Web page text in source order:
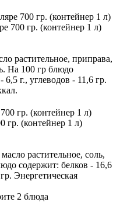
700 гр. (контейнер 1 л)
растительное, приправа,
На 100 гр блюдо
г., углеводов - 11,6 гр.
гр. (контейнер 1 л)
растительное, соль,
содержит: белков - 16,6
Энергетическая
2 блюда